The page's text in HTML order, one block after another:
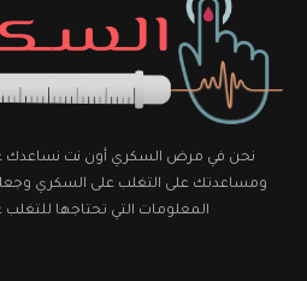
نحن في مرض السكري أون نت نساعدك
ومساعدتك على التغلب على السكري
المعلومات التي تحتاجها